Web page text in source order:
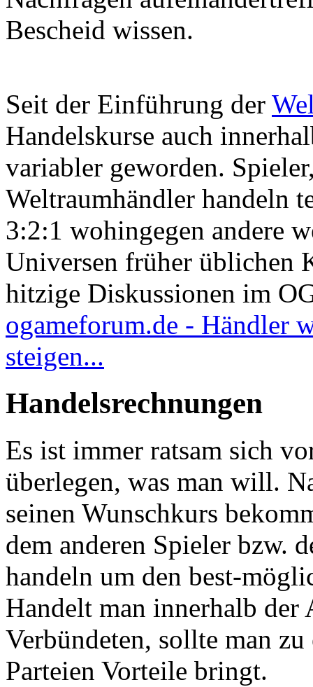
Bescheid wissen.
Seit der Einführung der
Handelskurse auch
variabler geworden.
Weltraumhändler handeln
3:2:1 wohingegen andere
Universen früher üblichen
hitzige Diskussionen im
ogameforum.de - Händler
steigen...
Handelsrechnungen
Es ist immer ratsam sich
überlegen, was man will.
seinen Wunschkurs
dem anderen Spieler bzw.
handeln um den best-
Handelt man innerhalb
Verbündeten, sollte man
Parteien Vorteile bringt.